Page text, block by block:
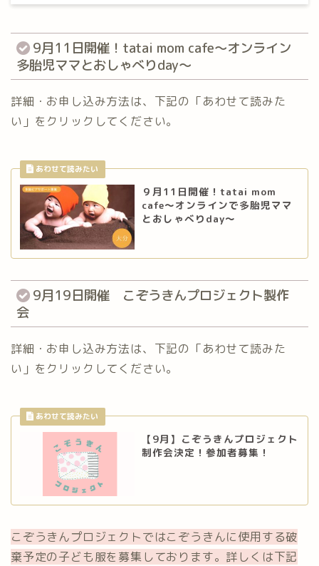
9月11日開催！tatai mom cafe〜オンライン
多胎児ママとおしゃべりday〜
詳細・お申し込み方法は、下記の「あわせて読みた
い」をクリックしてください。
９月11日開催！tatai mom
cafe～オンラインで多胎児ママ
とおしゃべりday～
9月19日開催 こぞうきんプロジェクト製作
会
詳細・お申し込み方法は、下記の「あわせて読みた
い」をクリックしてください。
【9月】こぞうきんプロジェクト
制作会決定！参加者募集！
こぞうきんプロジェクトではこぞうきんに使用する破
棄予定の子ども服を募集しております。詳しくは下記